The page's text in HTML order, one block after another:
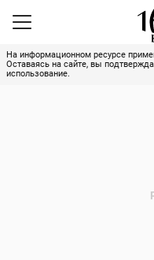
На информационном ресурсе
Оставаясь на сайте, вы
использование.